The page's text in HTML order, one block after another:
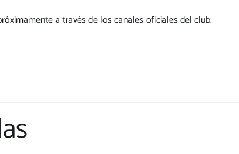
a través de los canales oficiales del club.